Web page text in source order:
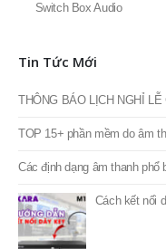
Switch Box Audio
Tin Tức Mới
THÔNG BÁO LỊCH NGHỈ
TOP 15+ phần mềm do âm
Các định dạng âm thanh phổ
Cách kết nối